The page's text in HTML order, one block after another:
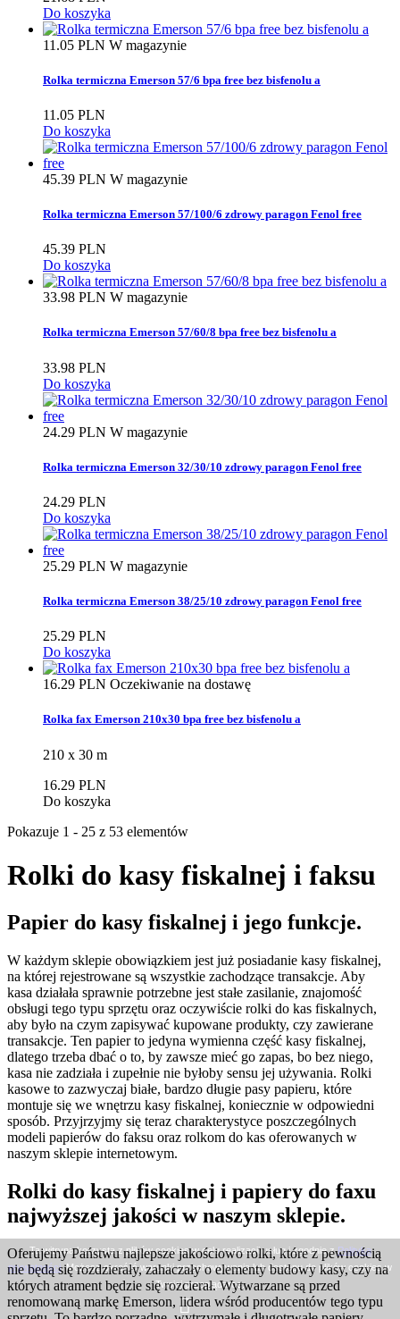
Do koszyka
11.05 PLN W magazynie
Rolka termiczna Emerson 57/6 bpa free bez bisfenolu a
11.05 PLN
Do koszyka
45.39 PLN W magazynie
Rolka termiczna Emerson 57/100/6 zdrowy paragon Fenol free
45.39 PLN
Do koszyka
33.98 PLN W magazynie
Rolka termiczna Emerson 57/60/8 bpa free bez bisfenolu a
33.98 PLN
Do koszyka
24.29 PLN W magazynie
Rolka termiczna Emerson 32/30/10 zdrowy paragon Fenol free
24.29 PLN
Do koszyka
25.29 PLN W magazynie
Rolka termiczna Emerson 38/25/10 zdrowy paragon Fenol free
25.29 PLN
Do koszyka
16.29 PLN Oczekiwanie na dostawę
Rolka fax Emerson 210x30 bpa free bez bisfenolu a
210 x 30 m
16.29 PLN
Do koszyka
Pokazuje 1 - 25 z 53 elementów
Rolki do kasy fiskalnej i faksu
Papier do kasy fiskalnej i jego funkcje.
W każdym sklepie obowiązkiem jest już posiadanie kasy fiskalnej,
na której rejestrowane są wszystkie zachodzące transakcje. Aby
kasa działała sprawnie potrzebne jest stałe zasilanie, znajomość
obsługi tego typu sprzętu oraz oczywiście rolki do kas fiskalnych,
aby było na czym zapisywać kupowane produkty, czy zawierane
transakcje. Ten papier to jedyna wymienna część kasy fiskalnej,
dlatego trzeba dbać o to, by zawsze mieć go zapas, bo bez niego,
kasa nie zadziała i zupełnie nie byłoby sensu jej używania. Rolki
kasowe to zazwyczaj białe, bardzo długie pasy papieru, które
montuje się we wnętrzu kasy fiskalnej, koniecznie w odpowiedni
sposób. Przyjrzyjmy się teraz charakterystyce poszczególnych
modeli papierów do faksu oraz rolkom do kas oferowanych w
naszym sklepie internetowym.
Rolki do kasy fiskalnej i papiery do faxu
najwyższej jakości w naszym sklepie.
Oferujemy Państwu najlepsze jakościowo rolki, które z pewnością
nie będą się rozdzierały, zahaczały o elementy budowy kasy, czy na
których atrament będzie się rozcierał. Wytwarzane są przed
renomowaną markę Emerson, lidera wśród producentów tego typu
Ta witryna korzysta z plików cookies w celu realizacji usług i zgodnie zPolityką
prywatności. Możesz określić warunki przechowywania lub dostępu do plików cookies w
Twojej przeglądarce.